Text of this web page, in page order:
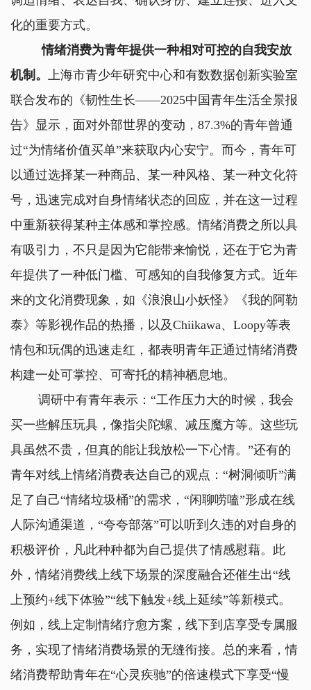
化的重要方式。
情绪消费为青年提供一种相对可控的自我安放
机制。 上海市青少年研究中心和有数数据创新实验室
联合发布的《韧性生长——2025中国青年生活全景报
告》显示，面对外部世界的变动，87.3%的青年曾通
过“为情绪价值买单”来获取内心安宁。而今，青年可
以通过选择某一种商品、某一种风格、某一种文化符
号，迅速完成对自身情绪状态的回应，并在这一过程
中重新获得某种主体感和掌控感。情绪消费之所以具
有吸引力，不只是因为它能带来愉悦，还在于它为青
年提供了一种低门槛、可感知的自我修复方式。近年
来的文化消费现象，如《浪浪山小妖怪》《我的阿勒
泰》等影视作品的热播，以及Chiikawa、Loopy等表
情包和玩偶的迅速走红，都表明青年正通过情绪消费
构建一处可掌控、可寄托的精神栖息地。
调研中有青年表示：“工作压力大的时候，我会
买一些解压玩具，像指尖陀螺、减压魔方等。这些玩
具虽然不贵，但真的能让我放松一下心情。”还有的
青年对线上情绪消费表达自己的观点：“树洞倾听”满
足了自己“情绪垃圾桶”的需求，“闲聊唠嗑”形成在线
人际沟通渠道，“夸夸部落”可以听到久违的对自身的
积极评价，凡此种种都为自己提供了情感慰藉。此
外，情绪消费线上线下场景的深度融合还催生出“线
上预约+线下体验”“线下触发+线上延续”等新模式。
例如，线上定制情绪疗愈方案，线下到店享受专属服
务，实现了情绪消费场景的无缝衔接。总的来看，情
绪消费帮助青年在“心灵疾驰”的倍速模式下享受“慢